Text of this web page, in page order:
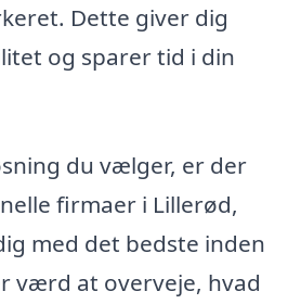
Dette giver dig
og sparer tid i din
du vælger, er der
firmaer i Lillerød,
med det bedste inden
værd at overveje, hvad